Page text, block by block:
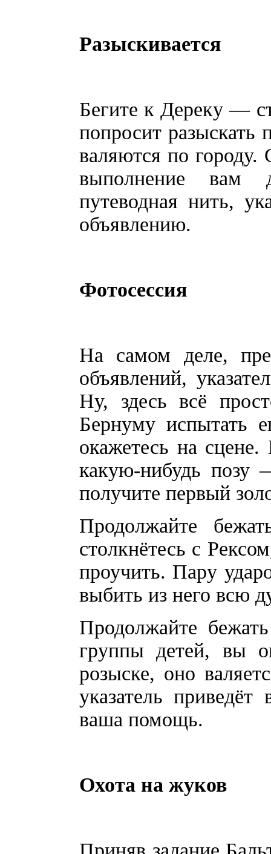
Разыскивается
Бегите к Дереку —
попросит разыскать
валяются по городу.
выполнение вам
путеводная нить,
объявлению.
Фотосессия
На самом деле,
объявлений,
Ну, здесь всё
Бернуму испытать
окажетесь на
какую-нибудь
получите первый
Продолжайте
столкнётесь с
проучить. Пару
выбить из него всю
Продолжайте
группы детей, вы
розыске, оно
указатель
ваша помощь.
Охота на жуков